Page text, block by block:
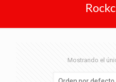
Mostrando el